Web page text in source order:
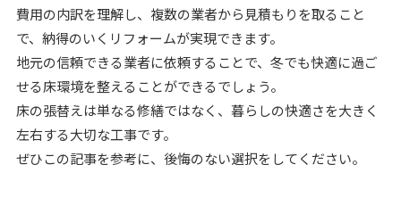
費用の内訳を理解し、複数の業者から見積もりを取ること
で、納得のいくリフォームが実現できます。
地元の信頼できる業者に依頼することで、冬でも快適に過ご
せる床環境を整えることができるでしょう。
床の張替えは単なる修繕ではなく、暮らしの快適さを大きく
左右する大切な工事です。
ぜひこの記事を参考に、後悔のない選択をしてください。